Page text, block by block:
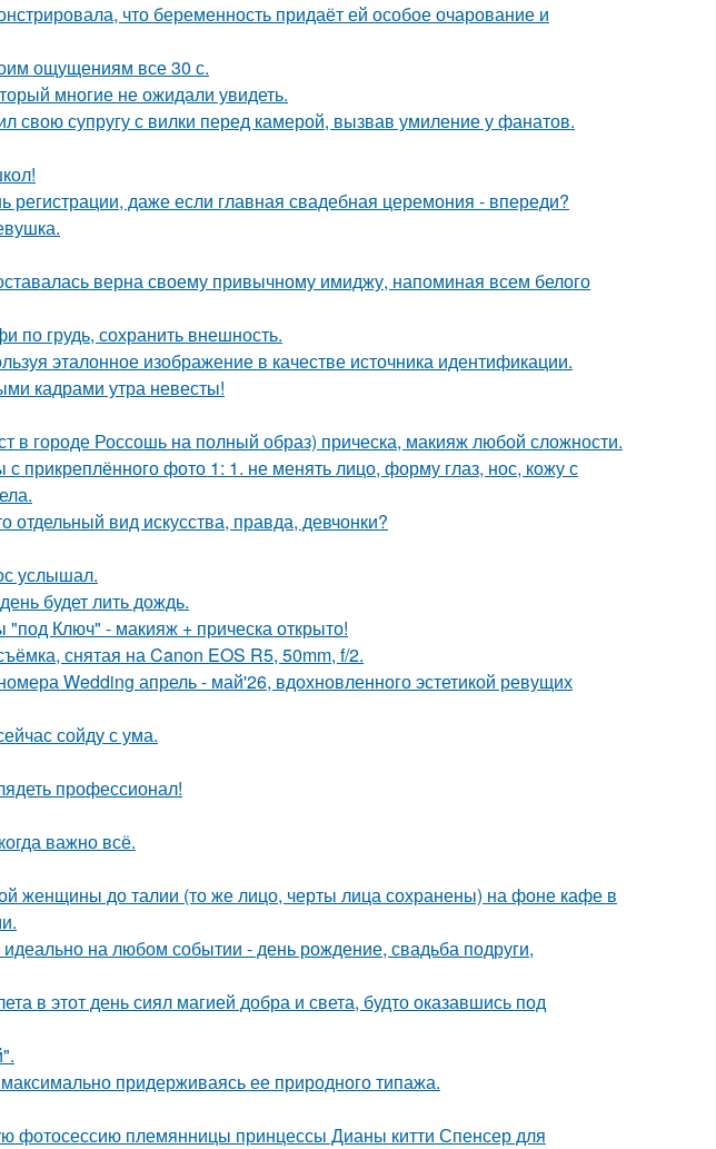
что беременность придаёт ей особое очарование и
ощущениям все 30 с.
многие не ожидали увидеть.
свою супругу с вилки перед камерой, вызвав умиление у фанатов.
регистрации, даже если главная свадебная церемония - впереди?
верна своему привычному имиджу, напоминая всем белого
по грудь, сохранить внешность.
эталонное изображение в качестве источника идентификации.
кадрами утра невесты!
в городе Россошь на полный образ) прическа, макияж любой сложности.
прикреплённого фото 1: 1. не менять лицо, форму глаз, нос, кожу с
вид искусства, правда, девчонки?
услышал.
будет лить дождь.
Ключ" - макияж + прическа открыто!
снятая на Canon EOS R5, 50mm, f/2.
Wedding апрель - май'26, вдохновленного эстетикой ревущих
сойду с ума.
профессионал!
важно всё.
женщины до талии (то же лицо, черты лица сохранены) на фоне кафе в
на любом событии - день рождение, свадьба подруги,
в этот день сиял магией добра и света, будто оказавшись под
придерживаясь ее природного типажа.
фотосессию племянницы принцессы Дианы китти Спенсер для